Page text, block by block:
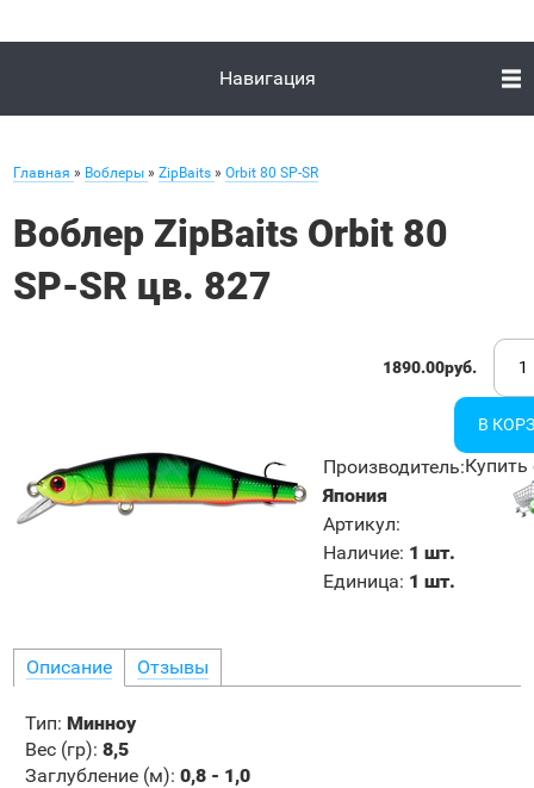
Навигация
Главная » Воблеры » ZipBaits » Orbit 80 SP-SR
Воблер ZipBaits Orbit 80
SP-SR цв. 827
1890.00руб.
Производитель:
Япония
Артикул:
Наличие: 1 шт.
Единица: 1 шт.
Купить
Описание Отзывы
Тип: Минноу
Вес (гр): 8,5
Заглубление (м): 0,8 - 1,0